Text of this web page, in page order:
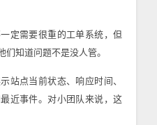
定需要很重的工单系统，但
知道问题不是没人管。
站点当前状态、响应时间、
近事件。对小团队来说，这